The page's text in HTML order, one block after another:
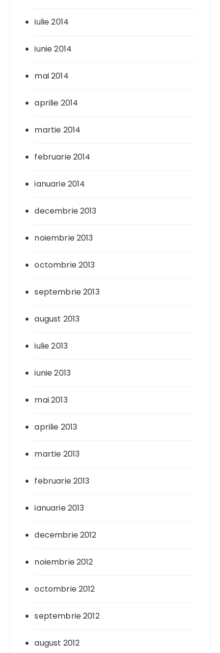
iulie 2014
iunie 2014
mai 2014
aprilie 2014
martie 2014
februarie 2014
ianuarie 2014
decembrie 2013
noiembrie 2013
octombrie 2013
septembrie 2013
august 2013
iulie 2013
iunie 2013
mai 2013
aprilie 2013
martie 2013
februarie 2013
ianuarie 2013
decembrie 2012
noiembrie 2012
octombrie 2012
septembrie 2012
august 2012